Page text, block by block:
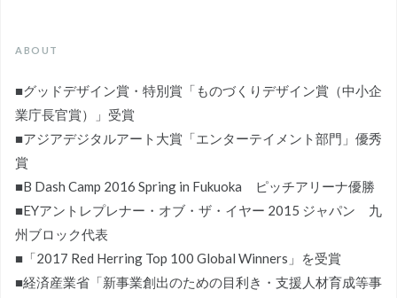
ABOUT
■グッドデザイン賞・特別賞「ものづくりデザイン賞（中小企
業庁長官賞）」受賞
■アジアデジタルアート大賞「エンターテイメント部門」優秀
賞
■B Dash Camp 2016 Spring in Fukuoka ピッチアリーナ優勝
■EYアントレプレナー・オブ・ザ・イヤー 2015 ジャパン 九
州ブロック代表
■「2017 Red Herring Top 100 Global Winners」を受賞
■経済産業省「新事業創出のための目利き・支援人材育成等事